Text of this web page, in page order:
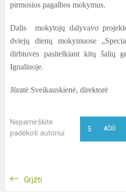
pirmosios pagalbos mokymus.
Dalis mokytojų dalyvavo
dviejų dienų mokymuose
dirbtuvės pasitelkiant kitų šalių
Ignalinoje.
Jūratė Sveikauskienė, direktorė
Nepamirškite
padėkoti autoriui
AČIŪ
5
Grįžti